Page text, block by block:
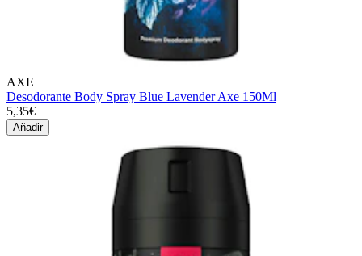
AXE
Desodorante Body Spray Blue Lavender Axe 150Ml
5,35€
Añadir